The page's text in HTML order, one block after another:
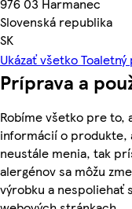
976 03 Harmanec
Slovenská republika
SK
Ukázať všetko
Príprava a
Robíme všetko pre to,
informácií o produkte,
neustále menia, tak
alergénov sa môžu
výrobku a nespoliehať